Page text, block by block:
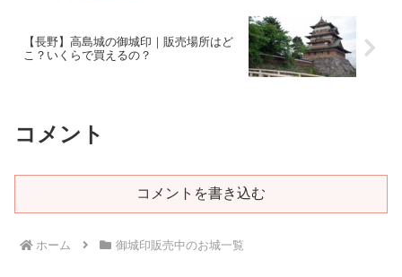
【長野】高島城の御城印｜販売場所はど
こ？いくらで買えるの？
コメント
コメントを書き込む
ホーム 御城印販売中のお城一覧